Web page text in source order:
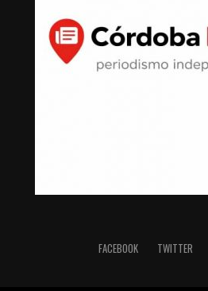
FACEBOOK TWITTER